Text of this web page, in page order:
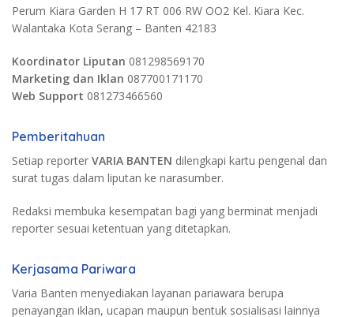
Perum Kiara Garden H 17 RT 006 RW OO2 Kel. Kiara Kec.
Walantaka Kota Serang – Banten 42183
Koordinator Liputan 081298569170
Marketing dan Iklan 087700171170
Web Support 081273466560
Pemberitahuan
Setiap reporter VARIA BANTEN dilengkapi kartu pengenal dan
surat tugas dalam liputan ke narasumber.
Redaksi membuka kesempatan bagi yang berminat menjadi
reporter sesuai ketentuan yang ditetapkan.
Kerjasama Pariwara
Varia Banten menyediakan layanan pariawara berupa
penayangan iklan, ucapan maupun bentuk sosialisasi lainnya